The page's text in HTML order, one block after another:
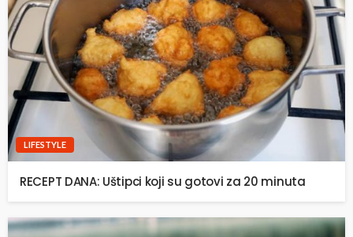
LIFESTYLE
RECEPT DANA: Uštipci koji su gotovi za 20 minuta